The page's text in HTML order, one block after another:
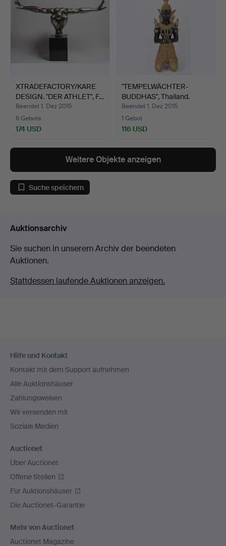
XTRADEFACTORY/KARE
DESIGN. "DER ATHLET", F…
Beendet 1. Dez 2015
6 Gebote
174 USD
"TEMPELWÄCHTER-
BUDDHAS", Thailand.
Beendet 1. Dez 2015
1 Gebot
116 USD
Weitere Objekte anzeigen
Suche speichern
Auktionsarchiv
Sie suchen in unserem Archiv der beendeten
Auktionen.
Stattdessen laufende Auktionen anzeigen.
Navigation
Hilfe und Kontakt
Kontakt mit dem Support aufnehmen
Alle Auktionshäuser
Zahlungsweisen
Wir versenden mit
Soziale Medien
Auctionet
Über Auctionet
Offene Stellen
Für Auktionshäuser
Die Auctionet-Garantie
Mehr von Auctionet
Auctionet Magazine